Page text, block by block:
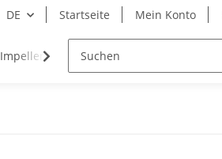
DE Startseite Mein Konto
Impelleraufsätze